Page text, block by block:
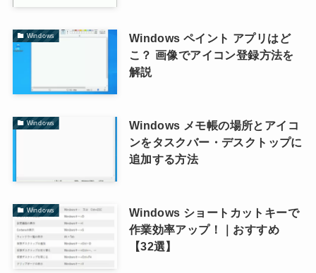
Windows
Windows ペイント アプリはど
こ？ 画像でアイコン登録方法を
解説
Windows
Windows メモ帳の場所とアイコ
ンをタスクバー・デスクトップに
追加する方法
Windows
Windows ショートカットキーで
作業効率アップ！｜おすすめ
【32選】